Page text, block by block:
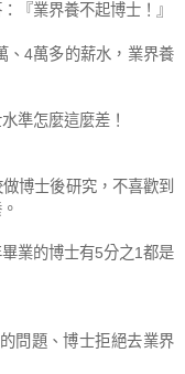
『業界養不起博士！』
、4萬多的薪水，業界養
準怎麼這麼差！
博士後研究，不喜歡到
業的博士有5分之1都是
問題、博士拒絕去業界